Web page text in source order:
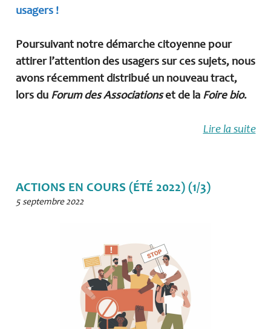
usagers !
Poursuivant notre démarche citoyenne pour
attirer l’attention des usagers sur ces sujets, nous
avons récemment distribué un nouveau tract,
lors du Forum des Associationset de la Foire bio.
Lire la suite
ACTIONS EN COURS (ÉTÉ 2022) (1/3)
5 septembre 2022